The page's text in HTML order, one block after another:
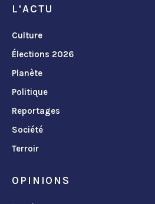
L'ACTU
Culture
Élections 2026
Planète
Politique
Reportages
Société
Terroir
OPINIONS